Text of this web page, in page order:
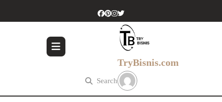
TryBisnis.com
Search